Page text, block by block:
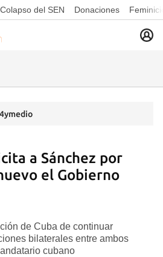
Colapso del SEN Donaciones
a Sánchez por
el Gobierno
de Cuba de continuar
bilaterales entre ambos
cubano